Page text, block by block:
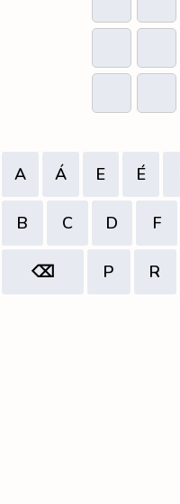
A Á E É
B C D F
⌫ P R